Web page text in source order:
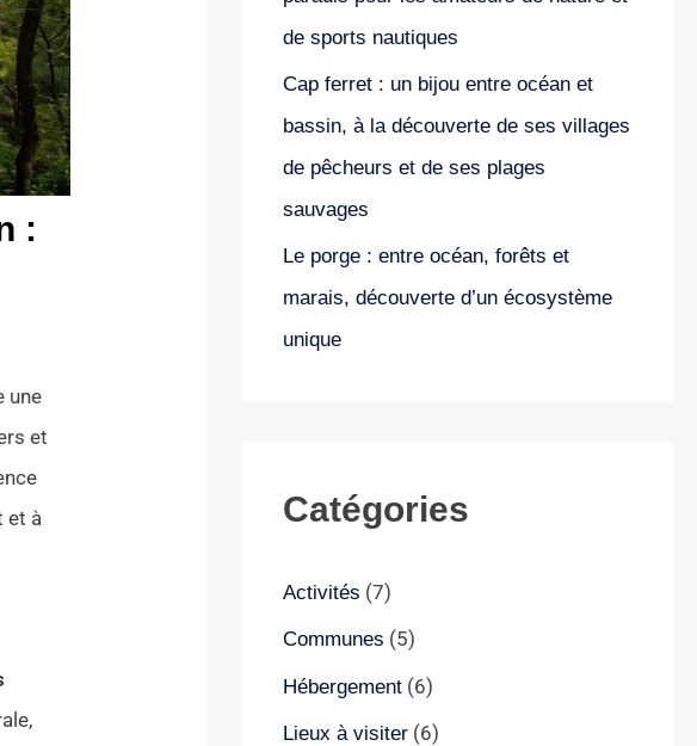
:
une
et
et à
de sports nautiques
Cap ferret : un bijou entre océan et
bassin, à la découverte de ses villages
de pêcheurs et de ses plages
sauvages
Le porge : entre océan, forêts et
marais, découverte d’un écosystème
unique
Catégories
Activités (7)
Communes (5)
Hébergement(6)
Lieux à visiter(6)